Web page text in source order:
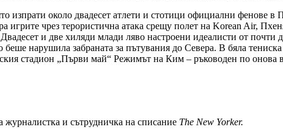
изпрати около двадесет атлети и стотици официални фенове
игрите чрез терористична атака срещу полет на Korean Air,
и две хиляди млади ляво настроени идеалисти от
беше нарушила забраната за пътувания до Севера. В бяла
стадион „Първи май“ Режимът на Ким – ръководен по
и сътрудничка на списание The New Yorker.